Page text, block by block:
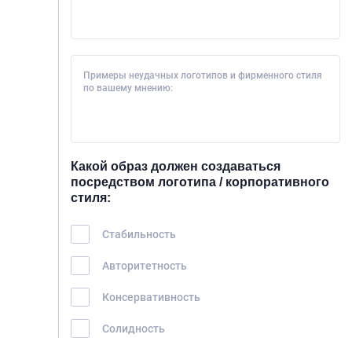
Примеры неудачных логотипов и фирменного стиля
по вашему мнению:
Какой образ должен создаваться
посредством логотипа / корпоративного
стиля:
Стабильность
Авторитетность
Консервативность
Солидность